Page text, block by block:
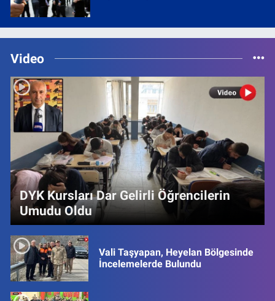
Video
DYK Kursları Dar Gelirli Öğrencilerin
Umudu Oldu
Vali Taşyapan, Heyelan Bölgesinde
İncelemelerde Bulundu